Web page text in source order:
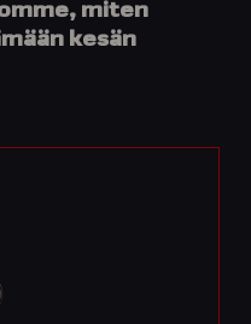
miten
kesän